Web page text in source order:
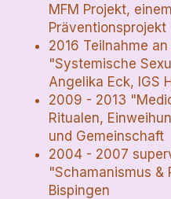
MFM Projekt,
Präventionsprojekt
2016 Teilnahme
"Systemische
Angelika Eck, IGS
2009 - 2013
Ritualen,
und Gemeinschaft
2004 - 2007
"Schamanismus &
Bispingen